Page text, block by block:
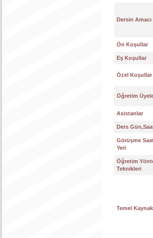
Dersin Amacı
Ön Koşullar
Eş Koşullar
Özel Koşullar
Öğretim
Asistanlar
Ders
Görüşme
Yeri
Öğretim
Teknikleri
Temel